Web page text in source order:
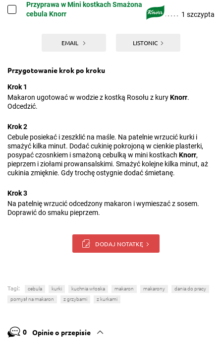
Przyprawa w Mini kostkach Smażona
cebula Knorr
1 szczypta
EMAIL LISTONIC
Przygotowanie krok po kroku
Krok 1
Makaron ugotować w wodzie z kostką Rosołu z kuryKnorr.
Odcedzić.
Krok 2
Cebule posiekać i zeszklić na maśle. Na patelnie wrzucić kurki i
smażyć kilka minut. Dodać cukinię pokrojoną w cienkie plasterki,
posypać czosnkiem i smażoną cebulką w mini kostkach Knorr,
pieprzem i ziołami prowansalskimi. Smażyć kolejne kilka minut, aż
cukinia zmięknie. Gdy trochę ostygnie dodać śmietanę.
Krok 3
Na patelnię wrzucić odcedzony makaron i wymieszać z sosem.
Doprawić do smaku pieprzem.
DODAJ NOTATKĘ
Tagi: cebula kurki kuchnia włoska makaron makarony
dania do pracy
pomysł na makaron
z grzybami z kurkami
0 Opinie o przepisie